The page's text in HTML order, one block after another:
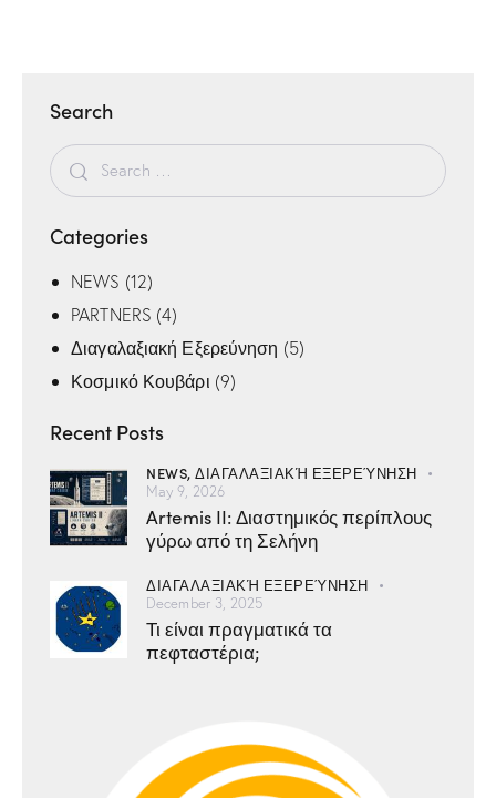
Search
Categories
NEWS (12)
PARTNERS (4)
Διαγαλαξιακή Εξερεύνηση (5)
Κοσμικό Κουβάρι (9)
Recent Posts
NEWS, ΔΙΑΓΑΛΑΞΙΑΚΉ ΕΞΕΡΕΎΝΗΣΗ
May 9, 2026
Artemis II: Διαστημικός περίπλους
γύρω από τη Σελήνη
ΔΙΑΓΑΛΑΞΙΑΚΉ ΕΞΕΡΕΎΝΗΣΗ
December 3, 2025
Τι είναι πραγματικά τα
πεφταστέρια;